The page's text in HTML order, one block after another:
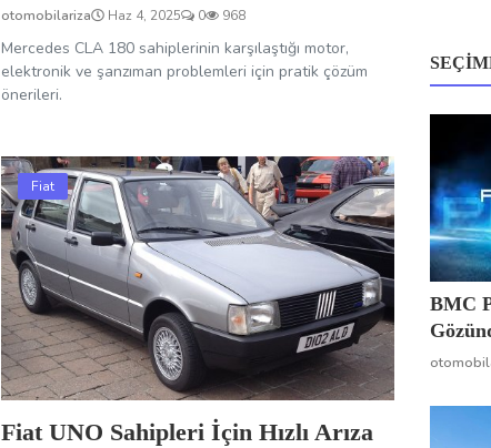
otomobilariza Haz 4, 2025 0 968
Mercedes CLA 180 sahiplerinin karşılaştığı motor,
elektronik ve şanzıman problemleri için pratik çözüm
önerileri.
Fiat
Fiat UNO Sahipleri İçin Hızlı Arıza
BMC